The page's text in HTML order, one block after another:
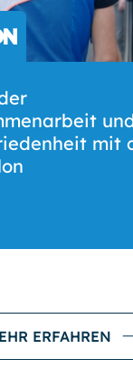
mit
ERFAHREN